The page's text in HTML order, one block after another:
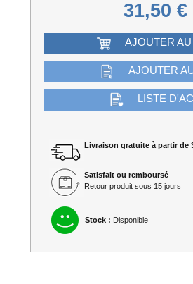
31,50 €
AJOUTER
AJOUTER
LISTE
Livraison gratuite à partir de
Satisfait ou remboursé
Retour produit sous 15 jours
Stock : Disponible